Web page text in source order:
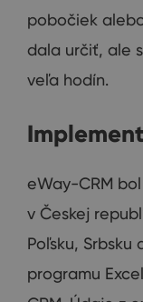
pobočiek
dala určiť, ale
veľa hodín.
eWay-CRM
v Českej
Poľsku, Srbsku
programu